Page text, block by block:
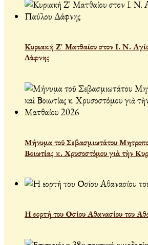
Κυριακή Ζ' Ματθαίου στον Ι. Ν.
Δάφνης
Μήνυμα τοῦ Σεβασμιωτάτου
Βοιωτίας κ. Χρυσοστόμου γιὰ τὴν
Η εορτή του Οσίου Αθανασίου του